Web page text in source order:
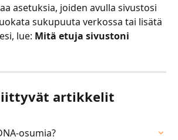
asetuksia, joiden avulla sivustosi
sukupuuta verkossa tai lisätä
lue: Mitä etuja sivustoni
artikkelit
osumia?